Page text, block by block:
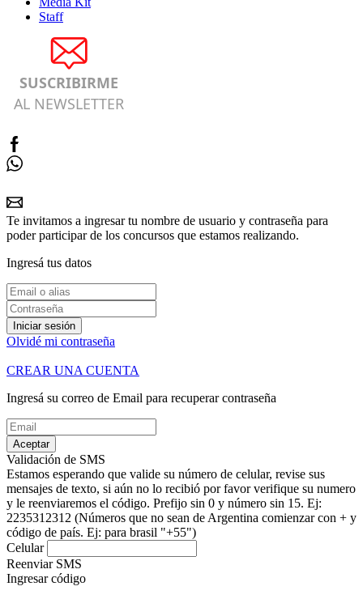
Staff
SUSCRIBIRME
AL NEWSLETTER
Te invitamos a ingresar tu nombre de usuario y contraseña para
poder participar de los concursos que estamos realizando.
Ingresá tus datos
Iniciar sesión
Olvidé mi contraseña
CREAR UNA CUENTA
Ingresá su correo de Email para recuperar contraseña
Aceptar
Validación de SMS
Estamos esperando que valide su número de celular, revise sus
mensajes de texto, si aún no lo recibió por favor verifique su numero
y le reenviaremos el código. Prefijo sin 0 y número sin 15. Ej:
2235312312 (Números que no sean de Argentina comienzar con + y
código de país. Ej: para brasil "+55")
Celular
Reenviar SMS
Ingresar código